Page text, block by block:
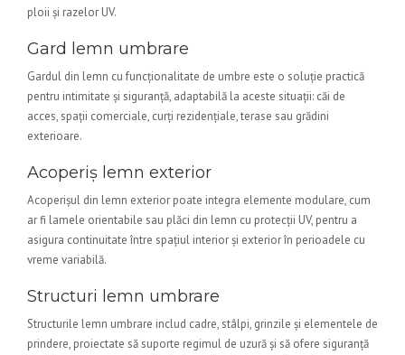
ploii și razelor UV.
Gard lemn umbrare
Gardul din lemn cu funcționalitate de umbre este o soluție practică
pentru intimitate și siguranță, adaptabilă la aceste situații: căi de
acces, spații comerciale, curți rezidențiale, terase sau grădini
exterioare.
Acoperiș lemn exterior
Acoperișul din lemn exterior poate integra elemente modulare, cum
ar fi lamele orientabile sau plăci din lemn cu protecții UV, pentru a
asigura continuitate între spațiul interior și exterior în perioadele cu
vreme variabilă.
Structuri lemn umbrare
Structurile lemn umbrare includ cadre, stâlpi, grinzile și elementele de
prindere, proiectate să suporte regimul de uzură și să ofere siguranță